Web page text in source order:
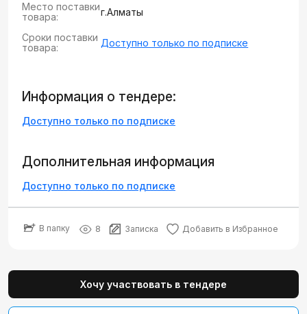
Место поставки
товара:
г.Алматы
Сроки поставки
товара:
Доступно только по подписке
Информация о тендере:
Доступно только по подписке
Дополнительная информация
Доступно только по подписке
В папку 8 Записка Добавить в Избранное
Хочу участвовать в тендере